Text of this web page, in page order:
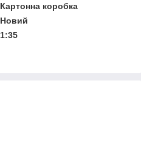
Картонна коробка
Новий
1:35